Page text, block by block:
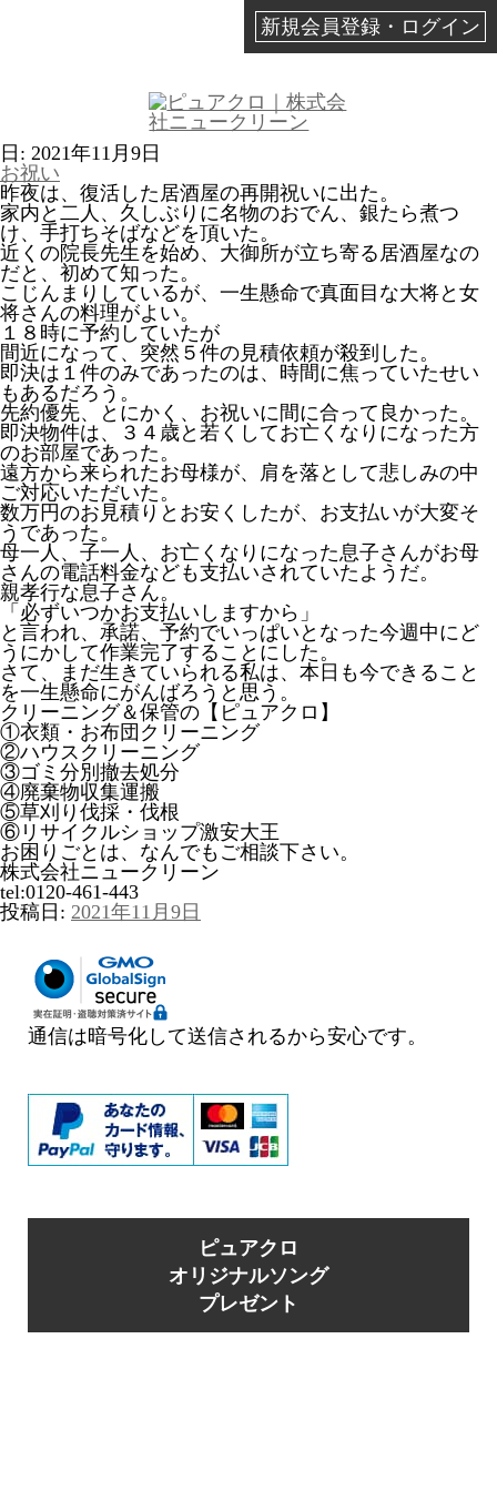
新規会員登録・ログイン
日: 2021年11月9日
お祝い
昨夜は、復活した居酒屋の再開祝いに出た。
家内と二人、久しぶりに名物のおでん、銀たら煮つ
け、手打ちそばなどを頂いた。
近くの院長先生を始め、大御所が立ち寄る居酒屋なの
だと、初めて知った。
こじんまりしているが、一生懸命で真面目な大将と女
将さんの料理がよい。
１８時に予約していたが
間近になって、突然５件の見積依頼が殺到した。
即決は１件のみであったのは、時間に焦っていたせい
もあるだろう。
先約優先、とにかく、お祝いに間に合って良かった。
即決物件は、３４歳と若くしてお亡くなりになった方
のお部屋であった。
遠方から来られたお母様が、肩を落として悲しみの中
ご対応いただいた。
数万円のお見積りとお安くしたが、お支払いが大変そ
うであった。
母一人、子一人、お亡くなりになった息子さんがお母
さんの電話料金なども支払いされていたようだ。
親孝行な息子さん。
「必ずいつかお支払いしますから」
と言われ、承諾、予約でいっぱいとなった今週中にど
うにかして作業完了することにした。
さて、まだ生きていられる私は、本日も今できること
を一生懸命にがんばろうと思う。
クリーニング＆保管の【ピュアクロ】
①衣類・お布団クリーニング
②ハウスクリーニング
③ゴミ分別撤去処分
④廃棄物収集運搬
⑤草刈り伐採・伐根
⑥リサイクルショップ激安大王
お困りごとは、なんでもご相談下さい。
株式会社ニュークリーン
tel:0120-461-443
投稿日: 2021年11月9日
通信は暗号化して送信されるから安心です。
ピュアクロ
オリジナルソング
プレゼント